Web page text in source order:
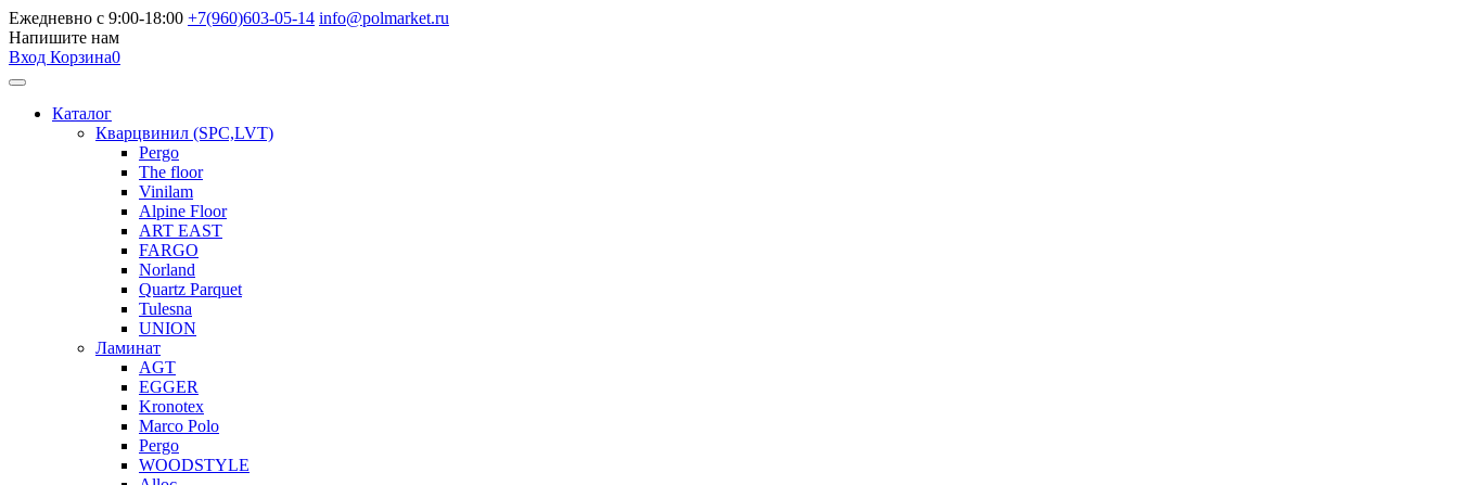
Ежедневно с 9:00-18:00 +7(960)603-05-14 info@polmarket.ru
Напишите нам
Вход Корзина0
Каталог
Кварцвинил (SPC,LVT)
Pergo
The floor
Vinilam
Alpine Floor
ART EAST
FARGO
Norland
Quartz Parquet
Tulesna
UNION
Ламинат
AGT
EGGER
Kronotex
Marco Polo
Pergo
WOODSTYLE